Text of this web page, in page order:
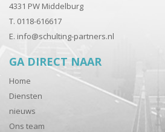
4331 PW Middelburg
T. 0118-616617
E. info@schulting-partners.nl
GA DIRECT NAAR
Home
Diensten
nieuws
Ons team